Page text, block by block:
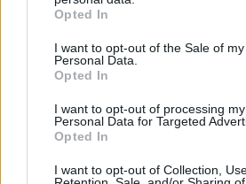
Opted In
I want to opt-out of the Sale of my
Personal Data.
Opted In
I want to opt-out of processing my
Personal Data for Targeted
Opted In
I want to opt-out of Collection,
Σας περιμένουμε όλους !!
ΔΙΝΩ ΑΙΜΑ!! ΔΙΝΩ ΖΩΗ!!